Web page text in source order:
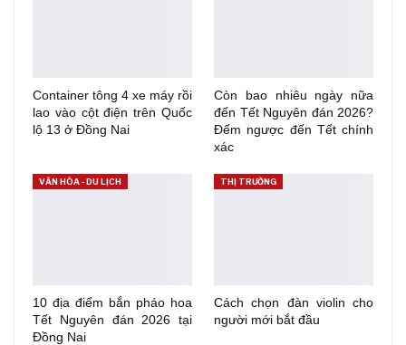
Container tông 4 xe máy rồi
lao vào cột điện trên Quốc
lộ 13 ở Đồng Nai
Còn bao nhiêu ngày nữa
đến Tết Nguyên đán 2026?
Đếm ngược đến Tết chính
xác
VĂN HÓA - DU LỊCH
10 địa điểm bắn pháo hoa
Tết Nguyên đán 2026 tại
Đồng Nai
THỊ TRƯỜNG
Cách chọn đàn violin cho
người mới bắt đầu